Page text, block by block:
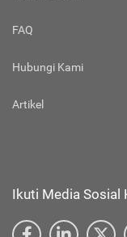
FAQ
Hubungi Kami
Artikel
Ikuti Media Sosial